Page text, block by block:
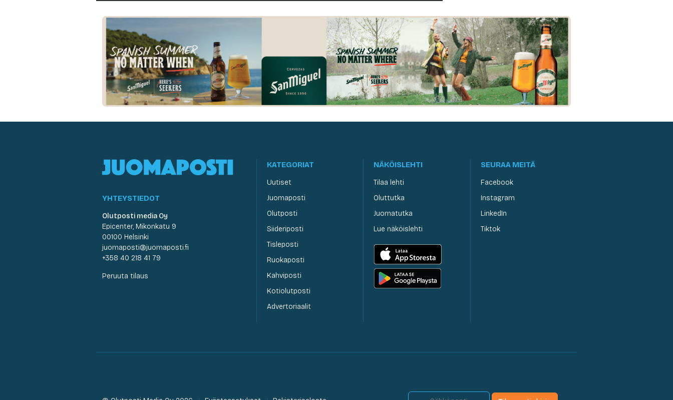
YHTEYSTIEDOT
Olutposti media Oy
Epicenter, Mikonkatu 9
00100 Helsinki
juomaposti@juomaposti.fi
+358 40 218 41 79
Peruuta tilaus
KATEGORIAT
Uutiset
Juomaposti
Olutposti
Siideriposti
Tisleposti
Ruokaposti
Kahviposti
Kotiolutposti
Advertoriaalit
NÄKÖISLEHTI
Tilaa lehti
Oluttutka
Juomatutka
Lue näköislehti
SEURAA MEITÄ
Facebook
Instagram
LinkedIn
Tiktok